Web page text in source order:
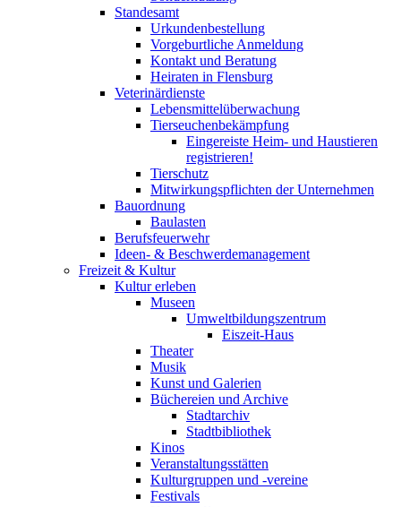
Standesamt
Urkundenbestellung
Vorgeburtliche Anmeldung
Kontakt und Beratung
Heiraten in Flensburg
Veterinärdienste
Lebensmittelüberwachung
Tierseuchenbekämpfung
Eingereiste Heim- und Haustieren
registrieren!
Tierschutz
Mitwirkungspflichten der Unternehmen
Bauordnung
Baulasten
Berufsfeuerwehr
Ideen- & Beschwerdemanagement
Freizeit & Kultur
Kultur erleben
Museen
Umweltbildungszentrum
Eiszeit-Haus
Theater
Musik
Kunst und Galerien
Büchereien und Archive
Stadtarchiv
Stadtbibliothek
Kinos
Veranstaltungsstätten
Kulturgruppen und -vereine
Festivals